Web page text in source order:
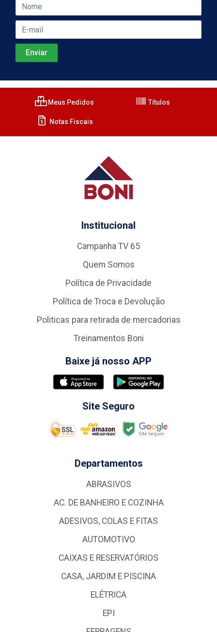
Meus Pedidos Títulos
Notas Fiscais
Institucional
Campanha TV 65
Quem Somos
Política de Privacidade
Política de Troca e Devolução
Politicas para retirada de mercadorias
Treinamentos Boni
Baixe já nosso APP
Site Seguro
Departamentos
ABRASIVOS
AC. DE BANHEIRO E COZINHA
ADESIVOS, COLAS E FITAS
AUTOMOTIVO
CAIXAS E RESERVATÓRIOS
CASA, JARDIM E PISCINA
ELÉTRICA
EPI